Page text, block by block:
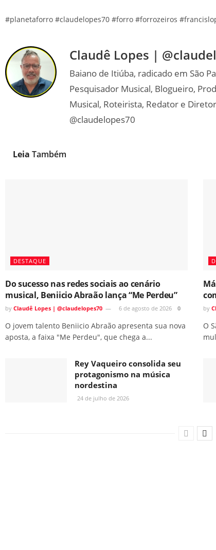
#planetaforro #claudelopes70 #forro #forrozeiros
Claudê Lopes |
Baiano de Itiúba, radicado em São
Pesquisador Musical, Blogueiro,
Musical, Roteirista, Redator e
@claudelopes70
Leia Também
DESTAQUE
Do sucesso nas redes sociais ao cenário
musical, Beniicio Abraão lança “Me Perdeu”
by Claudê Lopes | @claudelopes70 6 de agosto de 2026 0
O jovem talento Beniicio Abraão apresenta sua nova
aposta, a faixa "Me Perdeu", que chega a...
by
O
Rey Vaqueiro consolida seu
protagonismo na música
nordestina
24 de julho de 2026